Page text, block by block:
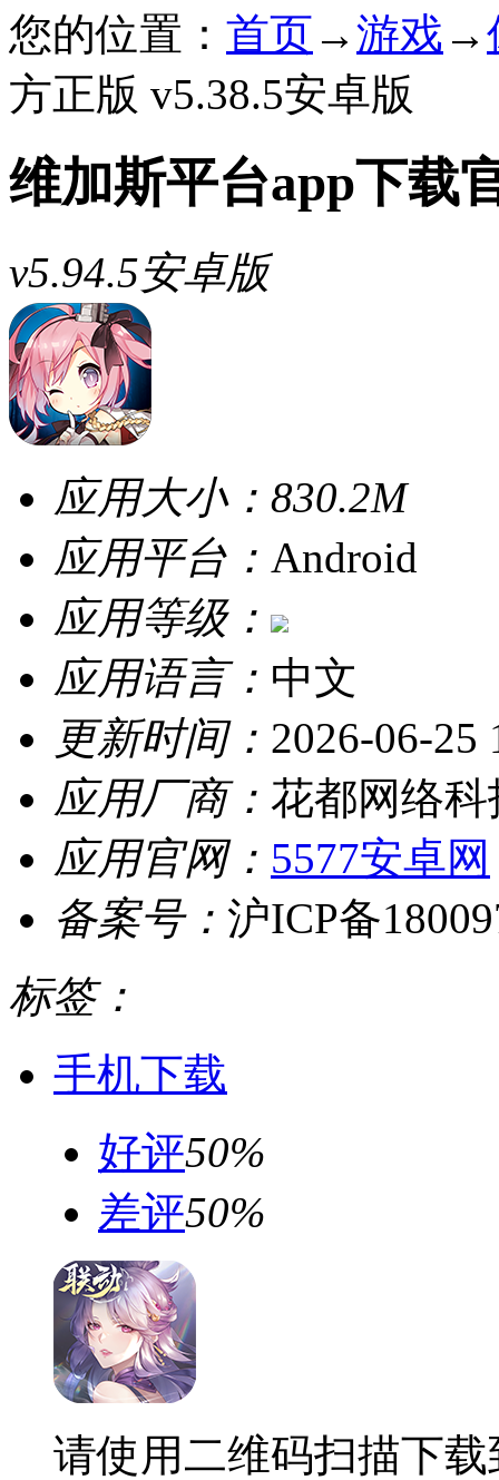
您的位置： 首页 →游戏 →
方正版 v5.38.5安卓版
维加斯平台app下载
v5.94.5安卓版
应用大小： 830.2M
应用平台： Android
应用等级：
应用语言： 中文
更新时间： 2026-06-25
应用厂商： 花都网络
应用官网： 5577安卓网
备案号： 沪ICP备
标签：
手机下载
好评50%
差评50%
请使用二维码扫描下